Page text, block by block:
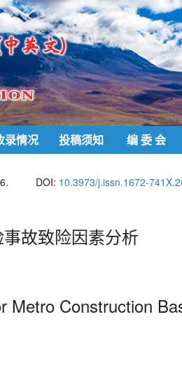
录情况 投稿须知 编 委 会
DOI: 10.3973/j.issn.1672-
故致险因素分析
Construction